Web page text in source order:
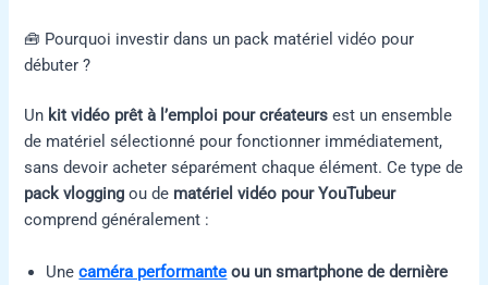
🧰 Pourquoi investir dans un pack matériel vidéo pour
débuter ?
Un kit vidéo prêt à l’emploi pour créateurs est un ensemble
de matériel sélectionné pour fonctionner immédiatement,
sans devoir acheter séparément chaque élément. Ce type de
pack vlogging ou de matériel vidéo pour YouTubeur
comprend généralement :
Unecaméra performante ou un smartphone de dernière